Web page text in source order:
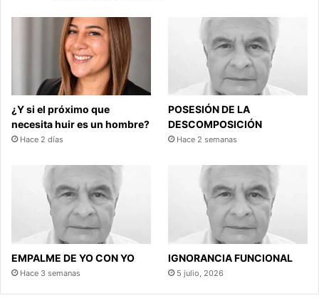
¿Y si el próximo que
necesita huir es un hombre?
Hace 2 días
POSESIÓN DE LA
DESCOMPOSICIÓN
Hace 2 semanas
EMPALME DE YO CON YO
Hace 3 semanas
IGNORANCIA FUNCIONAL
5 julio, 2026